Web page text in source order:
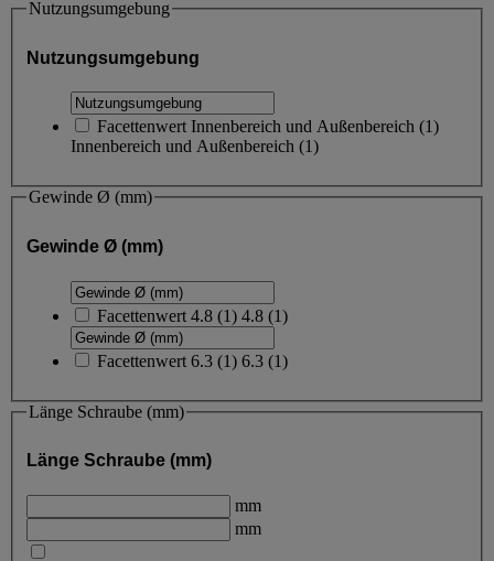
Nutzungsumgebung
Nutzungsumgebung
Facettenwert Innenbereich und Außenbereich (1)
Innenbereich und Außenbereich (1)
Gewinde Ø (mm)
Gewinde Ø (mm)
Facettenwert 4.8 (1) 4.8 (1)
Facettenwert 6.3 (1) 6.3 (1)
Länge Schraube (mm)
Länge Schraube (mm)
mm
mm